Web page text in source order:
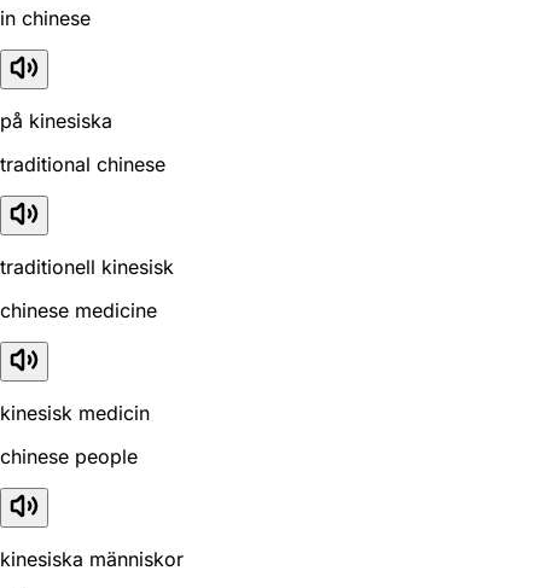
in chinese
på kinesiska
traditional chinese
traditionell kinesisk
chinese medicine
kinesisk medicin
chinese people
kinesiska människor